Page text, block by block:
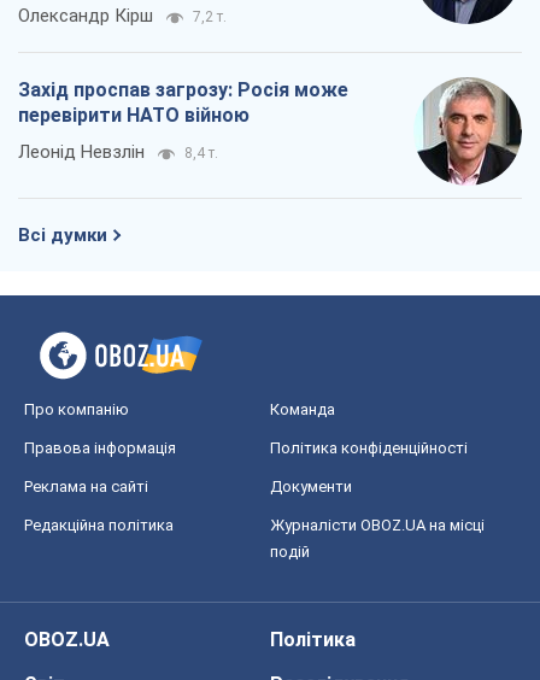
Олександр Кірш 7,2 т.
Захід проспав загрозу: Росія може
перевірити НАТО війною
Леонід Невзлін 8,4 т.
Всі думки
Про компанію Команда
Правова інформація Політика конфіденційності
Реклама на сайті Документи
Редакційна політика
Журналісти OBOZ.UA на місці
подій
OBOZ.UA
Політика